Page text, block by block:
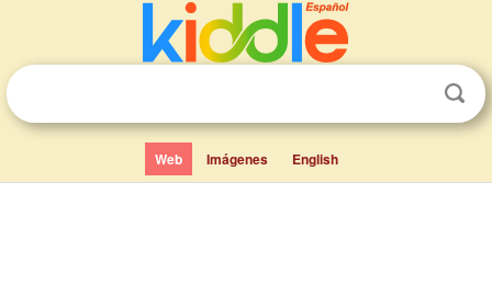
Web Imágenes English